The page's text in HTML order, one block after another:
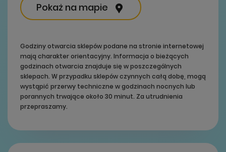
Pokaż na mapie
Godziny otwarcia sklepów podane na stronie internetowej
mają charakter orientacyjny. Informacja o bieżących
godzinach otwarcia znajduje się w poszczególnych
sklepach. W przypadku sklepów czynnych całą dobę, mogą
wystąpić przerwy techniczne w godzinach nocnych lub
porannych trwające około 30 minut. Za utrudnienia
przepraszamy.